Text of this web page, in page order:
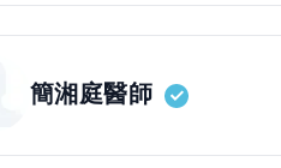
簡湘庭醫師